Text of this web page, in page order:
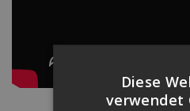
Diese
verwendet